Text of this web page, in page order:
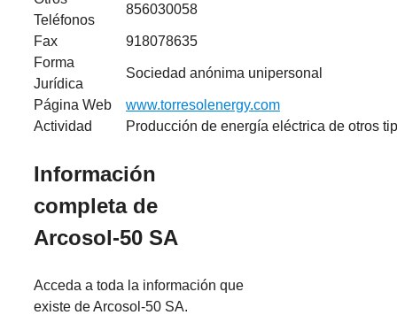
Teléfonos
856030058
Fax
918078635
Forma
Jurídica
Sociedad anónima unipersonal
Página Web
www.torresolenergy.com
Actividad
Producción de energía eléctrica de otros
Información
completa de
Arcosol-50 SA
Acceda a toda la información que
existe de Arcosol-50 SA.